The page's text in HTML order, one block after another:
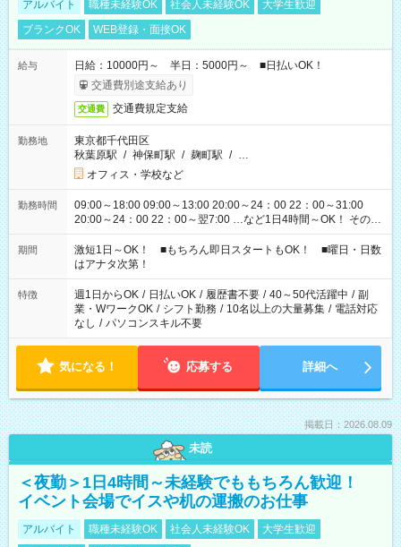
アルバイト 職種未経験OK 社会人未経験OK
大学生歓迎
ブランクOK
WEB登録・面接OK
給与
日給：10000円～ 半日：5000円～ ■日払いOK！
交通費別途支給あり
交通費 交通費規定支給
勤務地
東京都千代田区
秋葉原駅 / 神保町駅 / 麹町駅 / …
オフィス・学校など
勤務時間
09:00～18:00 09:00～13:00 20:00～24：00 22：00～31:00
20:00～24：00 22：00～翌7:00 …など1日4時間～OK！ その他
シフトもございます！ お気軽にご相談ください！
期間
激短1日～OK！ ■もちろん即日スタートもOK！ ■曜日・日数
はアナタ次第！
特徴 週1日からOK / 日払いOK / 履歴書不要 / 40～50代活躍中 / 副
業・WワークOK / シフト勤務 / 10名以上の大量募集 / 電話対応
なし / パソコンスキル不要
気になる！ 応募する 詳細へ
掲載日：2026.08.09
未読
＜夜勤＞1日4時間～未経験でももちろん歓迎！
イベント会場でイスや机の運搬のお仕事
アルバイト 職種未経験OK 社会人未経験OK
大学生歓迎